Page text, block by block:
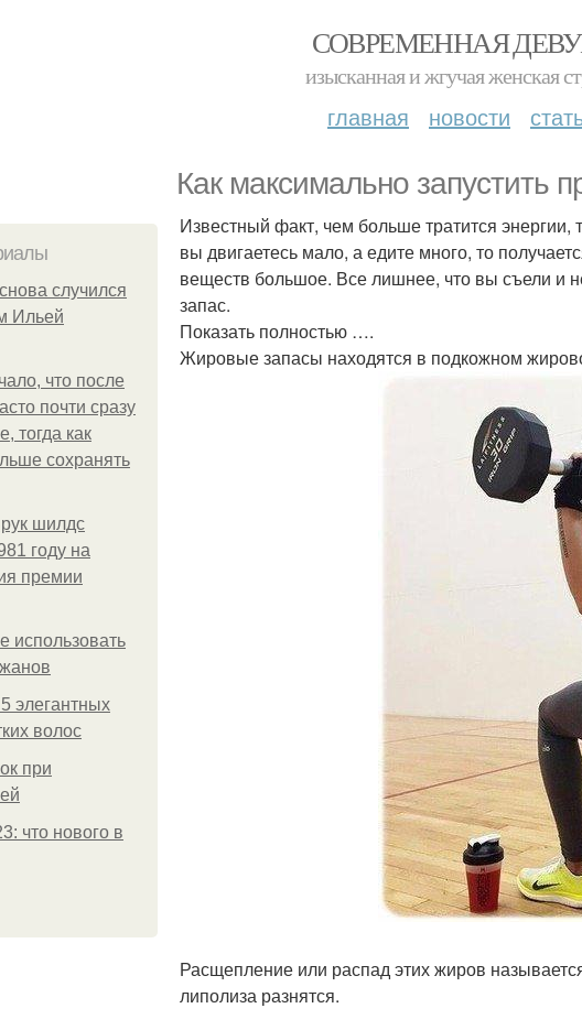
СОВРЕМЕННАЯ
изысканная и жгучая женская
главная новости
Как максимально запустить
случился
Ильей
что после
почти сразу
тогда как
сохранять
шилдс
году на
премии
использовать
элегантных
волос
при
что нового в
Известный факт, чем больше тратится
вы двигаетесь мало, а едите много, то
веществ большое. Все лишнее, что вы съели и
запас.
Показать полностью ….
Жировые запасы находятся в подкожном
Расщепление или распад этих жиров
липолиза разнятся.